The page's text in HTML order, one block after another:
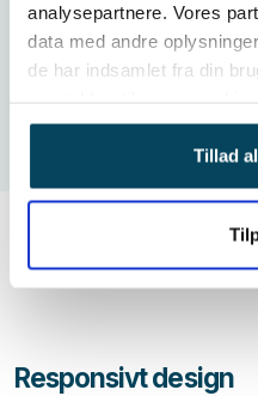
analysepartnere. Vores
data med andre
de har indsamlet fra din
anvende vores
Tillad
Responsivt design